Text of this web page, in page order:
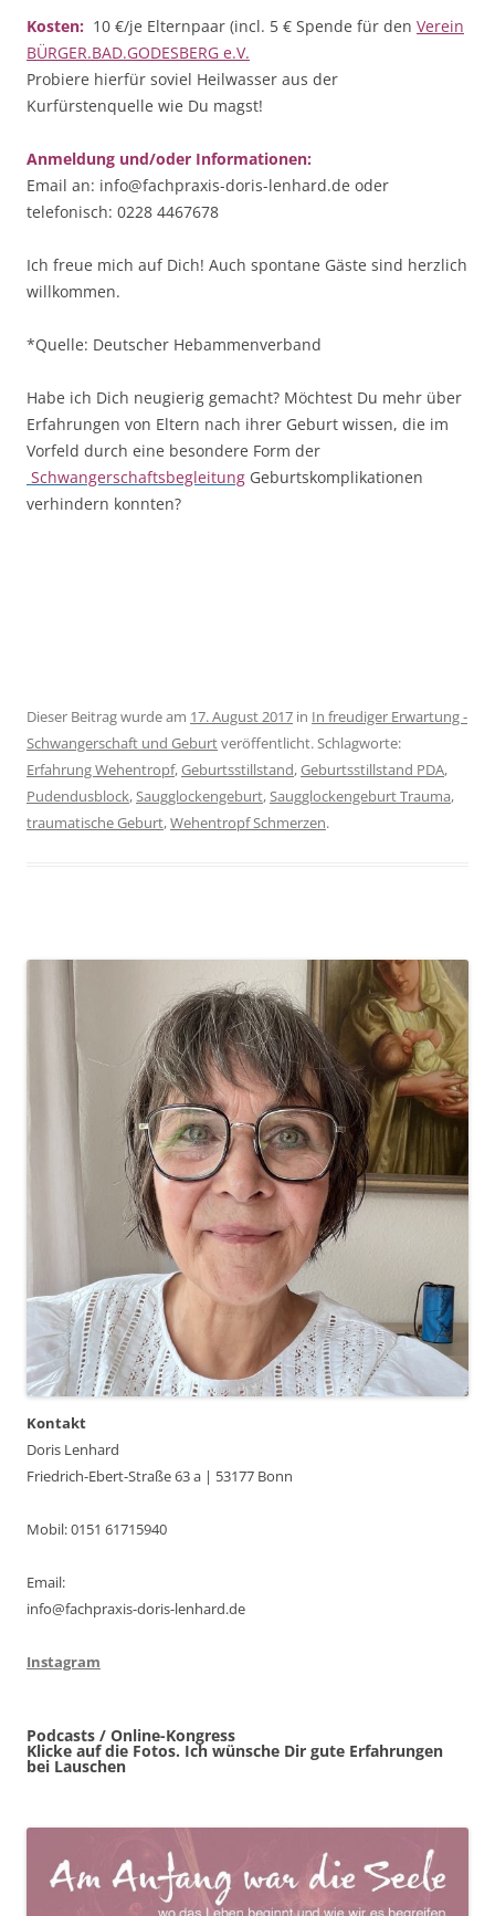
Kosten: 10 €/je Elternpaar (incl. 5 € Spende für den Verein
BÜRGER.BAD.GODESBERG e.V.
Probiere hierfür soviel Heilwasser aus der
Kurfürstenquelle wie Du magst!
Anmeldung und/oder Informationen:
Email an: info@fachpraxis-doris-lenhard.de oder
telefonisch: 0228 4467678
Ich freue mich auf Dich! Auch spontane Gäste sind herzlich
willkommen.
*Quelle: Deutscher Hebammenverband
Habe ich Dich neugierig gemacht? Möchtest Du mehr über
Erfahrungen von Eltern nach ihrer Geburt wissen, die im
Vorfeld durch eine besondere Form der
Schwangerschaftsbegleitung Geburtskomplikationen
verhindern konnten?
Dieser Beitrag wurde am 17. August 2017 in In freudiger Erwartung -
Schwangerschaft und Geburtveröffentlicht. Schlagworte:
Erfahrung Wehentropf,Geburtsstillstand,Geburtsstillstand PDA,
Pudendusblock,Saugglockengeburt,Saugglockengeburt Trauma,
traumatische Geburt,Wehentropf Schmerzen.
Kontakt
Doris Lenhard
Friedrich-Ebert-Straße 63 a | 53177 Bonn
Mobil: 0151 61715940
Email:
info@fachpraxis-doris-lenhard.de
Instagram
Podcasts / Online-Kongress
Klicke auf die Fotos. Ich wünsche Dir gute Erfahrungen
bei Lauschen